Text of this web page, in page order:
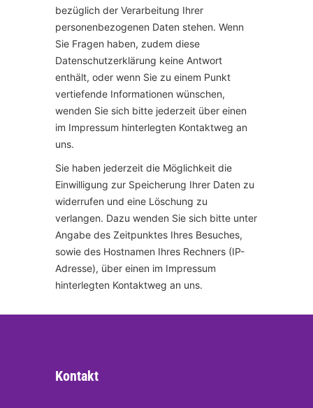
bezüglich der Verarbeitung Ihrer
personenbezogenen Daten stehen. Wenn
Sie Fragen haben, zudem diese
Datenschutzerklärung keine Antwort
enthält, oder wenn Sie zu einem Punkt
vertiefende Informationen wünschen,
wenden Sie sich bitte jederzeit über einen
im Impressum hinterlegten Kontaktweg an
uns.
Sie haben jederzeit die Möglichkeit die
Einwilligung zur Speicherung Ihrer Daten zu
widerrufen und eine Löschung zu
verlangen. Dazu wenden Sie sich bitte unter
Angabe des Zeitpunktes Ihres Besuches,
sowie des Hostnamen Ihres Rechners (IP-
Adresse), über einen im Impressum
hinterlegten Kontaktweg an uns.
Kontakt